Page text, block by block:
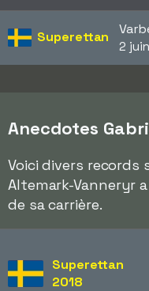
Superettan
2
Anecdotes
Voici divers records
Altemark-Vanneryr
de sa carrière.
Superettan
2018